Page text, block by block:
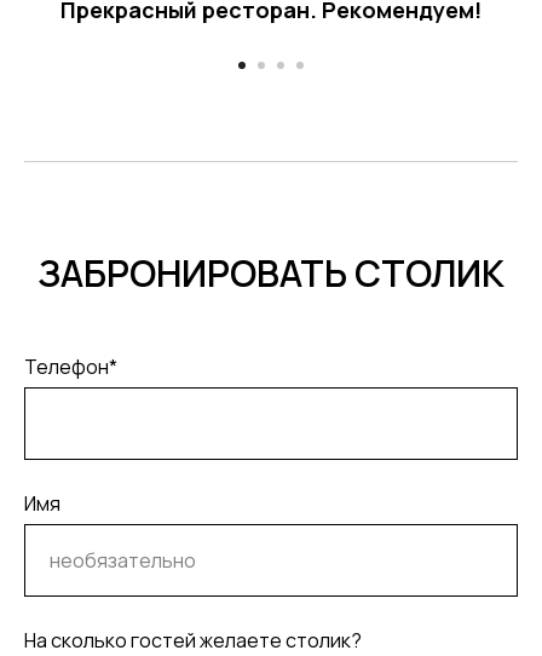
Прекрасный ресторан. Рекомендуем!
ЗАБРОНИРОВАТЬ СТОЛИК
Телефон*
Имя
На сколько гостей желаете столик?